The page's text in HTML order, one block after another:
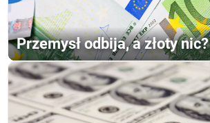
Przemysł odbija, a złoty nic?